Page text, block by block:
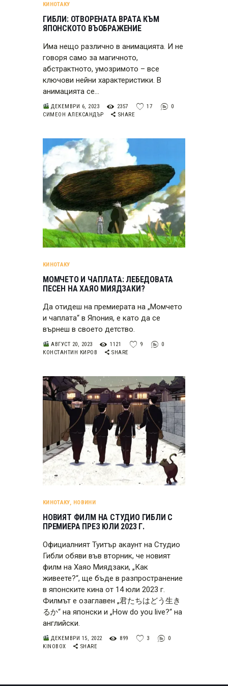
КИНОТАКУ
ГИБЛИ: ОТВОРЕНАТА ВРАТА КЪМ
ЯПОНСКОТО ВЪОБРАЖЕНИЕ
Има нещо различно в анимацията. И не
говоря само за магичното,
абстрактното, умозримото – все
ключови нейни характеристики. В
анимацията се…
ДЕКЕМВРИ 6, 2023 2357 17
0
СИМЕОН АЛЕКСАНДЪР
SHARE
КИНОТАКУ
МОМЧЕТО И ЧАПЛАТА: ЛЕБЕДОВАТА
ПЕСЕН НА ХАЯО МИЯДЗАКИ?
Да отидеш на премиерата на „Момчето
и чаплата“ в Япония, е като да се
върнеш в своето детство.
АВГУСТ 20, 2023 1121 9
0
КОНСТАНТИН КИРОВ
SHARE
КИНОТАКУ, НОВИНИ
НОВИЯТ ФИЛМ НА СТУДИО ГИБЛИ С
ПРЕМИЕРА ПРЕЗ ЮЛИ 2023 Г.
Официалният Туитър акаунт на Студио
Гибли обяви във вторник, че новият
филм на Хаяо Миядзаки, „Как
живеете?“, ще бъде в разпространение
в японските кина от 14 юли 2023 г.
Филмът е озаглавен „君たちはどう生き
るか“ на японски и „How do you live?“ на
английски.
ДЕКЕМВРИ 15, 2022 899 3
0
KINOBOX
SHARE